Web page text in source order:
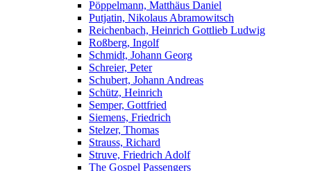
Pöppelmann, Matthäus Daniel
Putjatin, Nikolaus Abramowitsch
Reichenbach, Heinrich Gottlieb Ludwig
Roßberg, Ingolf
Schmidt, Johann Georg
Schreier, Peter
Schubert, Johann Andreas
Schütz, Heinrich
Semper, Gottfried
Siemens, Friedrich
Stelzer, Thomas
Strauss, Richard
Struve, Friedrich Adolf
The Gospel Passengers